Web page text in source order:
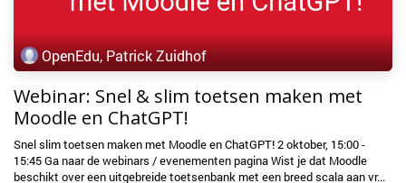
OpenEdu, Patrick Zuidhof
Webinar: Snel & slim toetsen maken met
Moodle en ChatGPT!
Snel slim toetsen maken met Moodle en ChatGPT! 2 oktober, 15:00 -
15:45 Ga naar de webinars / evenementen pagina Wist je dat Moodle
beschikt over een uitgebreide toetsenbank met een breed scala aan vr...